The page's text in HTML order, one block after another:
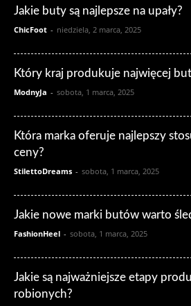
Jakie buty są najlepsze na upały?
ChicFoot - niedziela, 2 marca, 2025
Który kraj produkuje najwięcej
ModnyJa - sobota, 1 marca, 2025
Która marka oferuje najlepszy
ceny?
StilettoDreams - sobota, 1 marca, 2025
Jakie nowe marki butów warto
FashionHeel - sobota, 1 marca, 2025
Jakie są najważniejsze etapy
robionych?